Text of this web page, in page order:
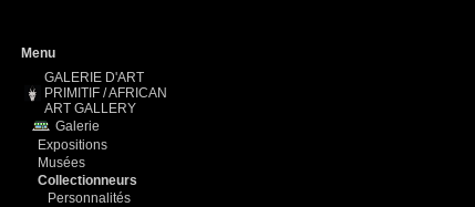
Menu
GALERIE D'ART
PRIMITIF / AFRICAN
ART GALLERY
Galerie
Expositions
Musées
Collectionneurs
Personnalités